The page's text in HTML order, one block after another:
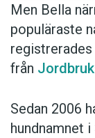
Men Bella
populäraste
från
Sedan 2006
hundnamnet